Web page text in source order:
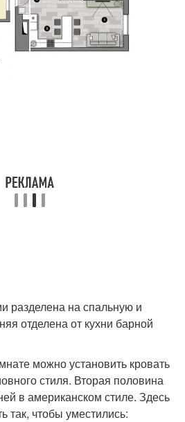
разделена на спальную и
отделена от кухни барной
можно установить кровать
стиля. Вторая половина
в американском стиле. Здесь
так, чтобы уместились: